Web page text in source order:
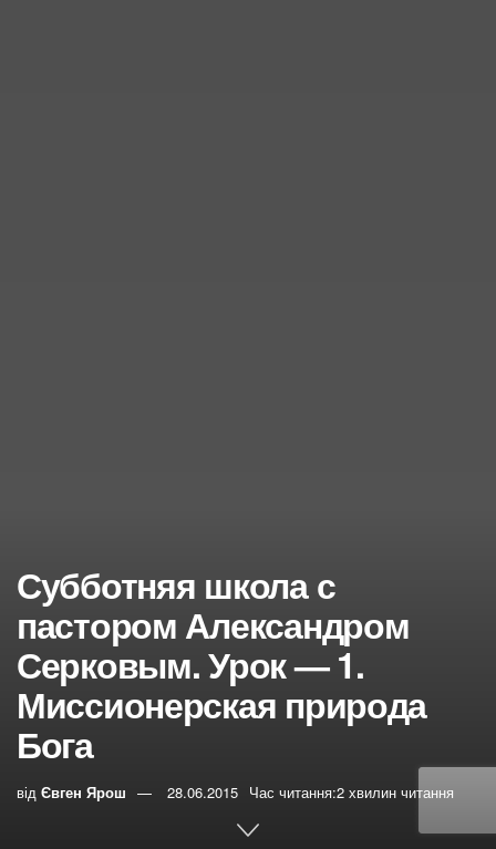
Субботняя школа с
пастором Александром
Серковым. Урок — 1.
Миссионерская природа
Бога
від Євген Ярош 28.06.2015 Час читання:2 хвилин читання